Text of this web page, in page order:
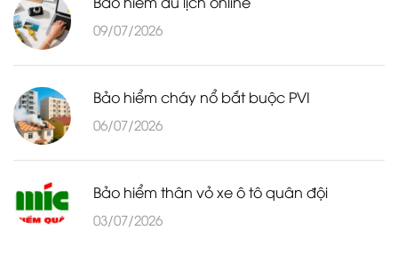
09/07/2026
Bảo hiểm cháy nổ bắt buộc PVI
06/07/2026
Bảo hiểm thân vỏ xe ô tô quân đội
03/07/2026